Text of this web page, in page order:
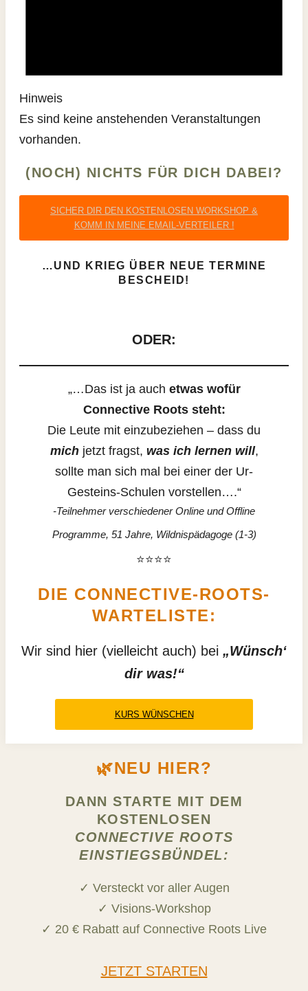
Hinweis
Es sind keine anstehenden Veranstaltungen
vorhanden.
(NOCH) NICHTS FÜR DICH DABEI?
SICHER DIR DEN KOSTENLOSEN WORKSHOP &
KOMM IN MEINE EMAIL-VERTEILER !
…UND KRIEG ÜBER NEUE TERMINE
BESCHEID!
ODER:
„…Das ist ja auch etwas wofür
Connective Roots steht:
Die Leute mit einzubeziehen – dass du
michjetzt fragst, was ich lernen will,
sollte man sich mal bei einer der Ur-
Gesteins-Schulen vorstellen….“
-Teilnehmer verschiedener Online und Offline
Programme, 51 Jahre, Wildnispädagoge (1-3)
⭐⭐⭐⭐
DIE CONNECTIVE-ROOTS-
WARTELISTE:
Wir sind hier (vielleicht auch) bei „Wünsch‘
dir was!“
KURS WÜNSCHEN
🌿NEU HIER?
DANN STARTE MIT DEM
KOSTENLOSEN
CONNECTIVE ROOTS
EINSTIEGSBÜNDEL:
✓ Versteckt vor aller Augen
✓ Visions-Workshop
✓ 20 € Rabatt auf Connective Roots Live
JETZT STARTEN